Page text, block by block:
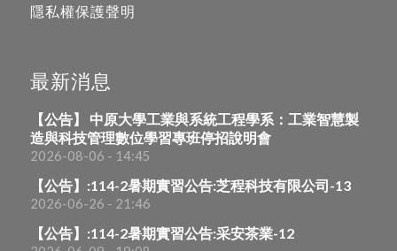
隱私權保護聲明
最新消息
【公告】 中原大學工業與系統工程學系：工業智慧製
造與科技管理數位學習專班停招說明會
2026-08-06 - 14:45
【公告】:114-2暑期實習公告:芝程科技有限公司-13
2026-06-26 - 21:46
【公告】:114-2暑期實習公告:采安茶業-12